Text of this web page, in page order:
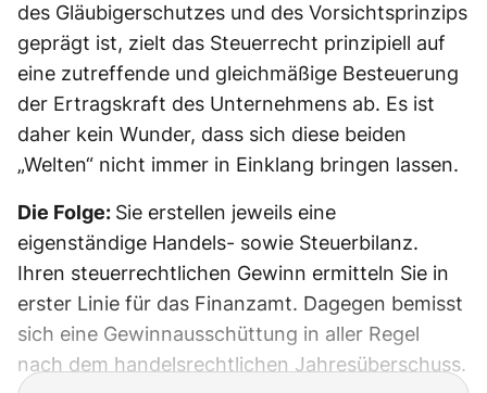
des Gläubigerschutzes und des Vorsichtsprinzips
geprägt ist, zielt das Steuerrecht prinzipiell auf
eine zutreffende und gleichmäßige Besteuerung
der Ertragskraft des Unternehmens ab. Es ist
daher kein Wunder, dass sich diese beiden
„Welten“ nicht immer in Einklang bringen lassen.
Die Folge: Sie erstellen jeweils eine
eigenständige Handels- sowie Steuerbilanz.
Ihren steuerrechtlichen Gewinn ermitteln Sie in
erster Linie für das Finanzamt. Dagegen bemisst
sich eine Gewinnausschüttung in aller Regel
nach dem handelsrechtlichen Jahresüberschuss.